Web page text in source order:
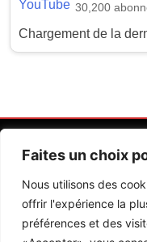
Faites un choix
Nous utilisons des
offrir l'expérience la
préférences et des
30,200
Chargement de la
Contactez Nos